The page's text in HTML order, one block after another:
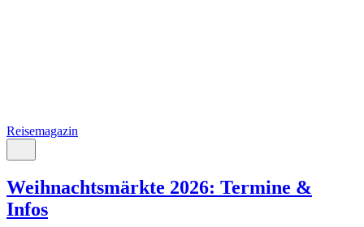
Reisemagazin
Weihnachtsmärkte 2026: Termine &
Infos